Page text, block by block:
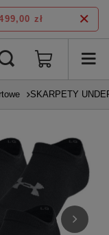
zł
SKARPETY